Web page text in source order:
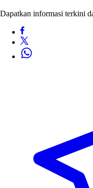
Dapatkan informasi terkini